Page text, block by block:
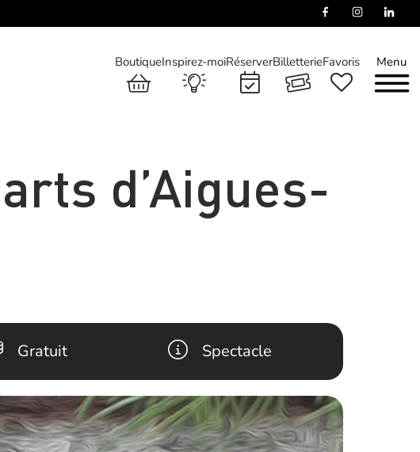
Menu
BoutiqueInspirez-moiRéserverBilletterieFavoris
d’Aigues-
Gratuit Spectacle